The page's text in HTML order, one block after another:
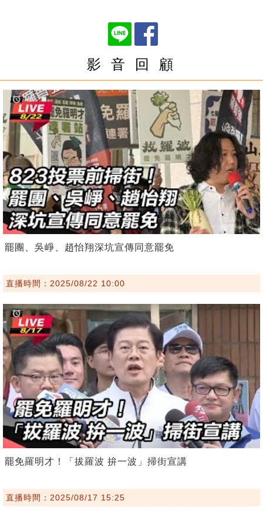
影 音 回 顧
罷團、吳崢、趙怡翔深坑宣傳同意罷免
直播時間：2025/08/22 10:00
罷免羅明才！「拔羅波 拚一波」掃街宣講
直播時間：2025/08/17 15:25